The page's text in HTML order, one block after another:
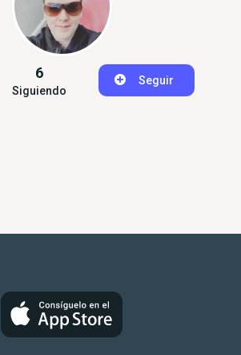
6
Siguiendo
Seguir